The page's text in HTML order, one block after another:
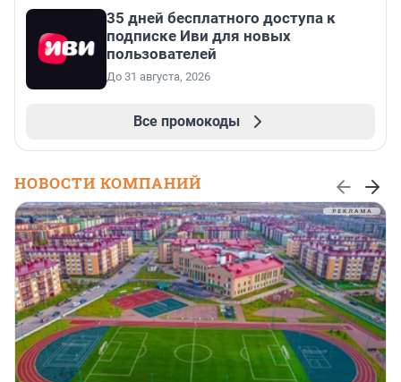
35 дней бесплатного доступа к
подписке Иви для новых
пользователей
До 31 августа, 2026
Все промокоды
НОВОСТИ КОМПАНИЙ